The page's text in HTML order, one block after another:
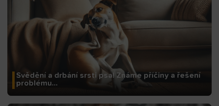
Svědění a drbání srsti psa! Známe příčiny a řešení
problému…